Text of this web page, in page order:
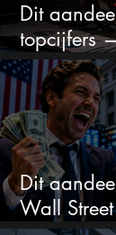
Dit
topcijfers
waar
Dit
Wall